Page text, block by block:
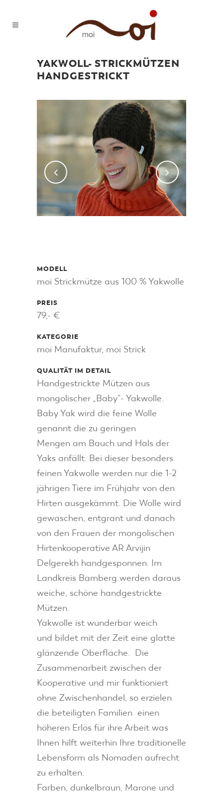
YAKWOLL- STRICKMÜTZEN
HANDGESTRICKT
MODELL
moi Strickmütze aus 100 % Yakwolle
PREIS
79,- €
KATEGORIE
moi Manufaktur, moi Strick
QUALITÄT IM DETAIL
Handgestrickte Mützen aus
mongolischer „Baby“- Yakwolle.
Baby Yak wird die feine Wolle
genannt die zu geringen
Mengen am Bauch und Hals der
Yaks anfällt. Bei dieser besonders
feinen Yakwolle werden nur die 1-2
jährigen Tiere im Frühjahr von den
Hirten ausgekämmt. Die Wolle wird
gewaschen, entgrant und danach
von den Frauen der mongolischen
Hirtenkooperative AR Arvijin
Delgerekh handgesponnen. Im
Landkreis Bamberg werden daraus
weiche, schöne handgestrickte
Mützen.
Yakwolle ist wunderbar weich
und bildet mit der Zeit eine glatte
glänzende Oberfläche. Die
Zusammenarbeit zwischen der
Kooperative und mir funktioniert
ohne Zwischenhandel, so erzielen
die beteiligten Familien einen
höheren Erlös für ihre Arbeit was
Ihnen hilft weiterhin Ihre traditionelle
Lebensform als Nomaden aufrecht
zu erhalten.
Farben, dunkelbraun, Marone und